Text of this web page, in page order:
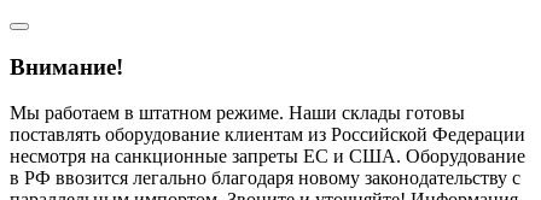
Внимание!
Мы работаем в штатном режиме. Наши склады готовы
поставлять оборудование клиентам из Российской Федерации
несмотря на санкционные запреты ЕС и США. Оборудование
в РФ ввозится легально благодаря новому законодательству с